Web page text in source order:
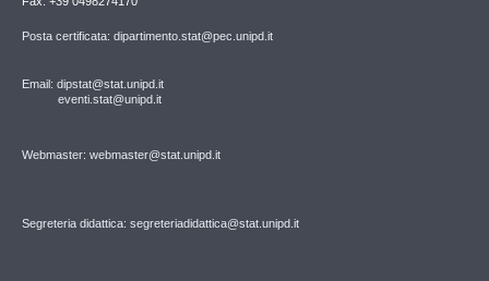
Posta certificata: dipartimento.stat@pec.unipd.it
Email: dipstat@stat.unipd.it
eventi.stat@unipd.it
Webmaster: webmaster@stat.unipd.it
Segreteria didattica: segreteriadidattica@stat.unipd.it